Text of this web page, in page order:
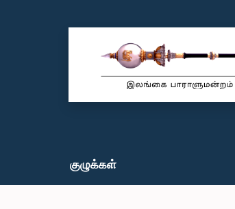
குழுக்கள்